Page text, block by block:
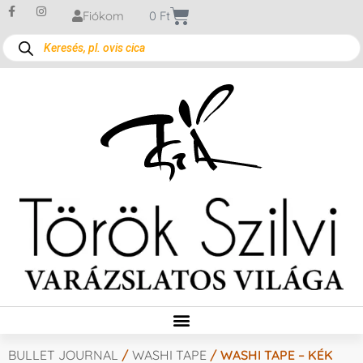
Fiókom 0 Ft
BULLET JOURNAL / WASHI TAPE / WASHI TAPE – KÉK